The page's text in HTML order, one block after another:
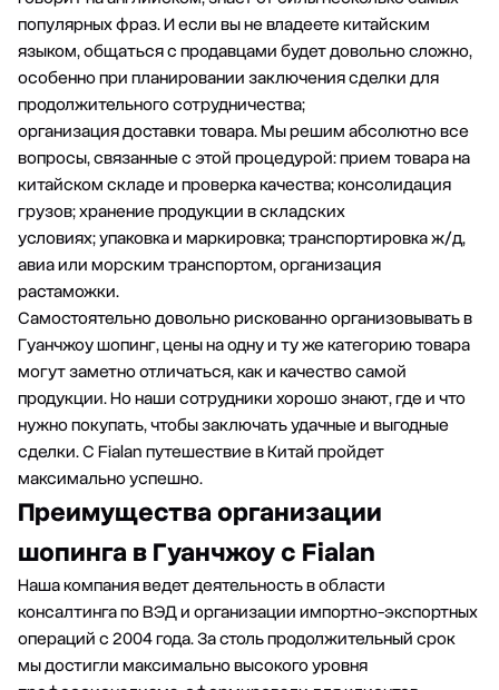
популярных фраз. И если вы не владеете китайским
языком, общаться с продавцами будет довольно сложно,
особенно при планировании заключения сделки для
продолжительного сотрудничества;
организация доставки товара. Мы решим абсолютно все
вопросы, связанные с этой процедурой: прием товара на
китайском складе и проверка качества; консолидация
грузов; хранение продукции в складских
условиях; упаковка и маркировка; транспортировка ж/д,
авиа или морским транспортом, организация
растаможки.
Самостоятельно довольно рискованно организовывать в
Гуанчжоу шопинг, цены на одну и ту же категорию товара
могут заметно отличаться, как и качество самой
продукции. Но наши сотрудники хорошо знают, где и что
нужно покупать, чтобы заключать удачные и выгодные
сделки. С Fialan путешествие в Китай пройдет
максимально успешно.
Преимущества организации
шопинга в Гуанчжоу с Fialan
Наша компания ведет деятельность в области
консалтинга по ВЭД и организации импортно-экспортных
операций с 2004 года. За столь продолжительный срок
мы достигли максимально высокого уровня